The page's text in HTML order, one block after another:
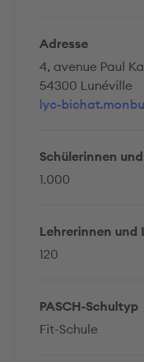
Adresse
4, avenue Paul
54300 Lunéville
lyc-
Schülerinnen
1.000
Lehrerinnen und
120
PASCH-Schultyp
Fit-Schule